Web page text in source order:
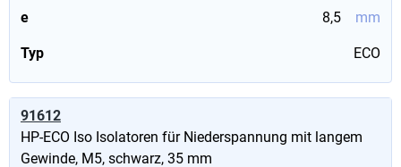
e 8,5 mm
Typ ECO
91612
HP-ECO Iso Isolatoren für Niederspannung mit langem
Gewinde, M5, schwarz, 35 mm